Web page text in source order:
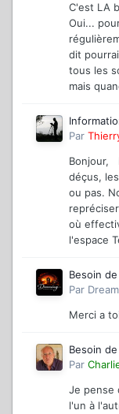
C'est LA
Oui...
dit
tous les
mais
Par
Bonjour,
déçus,
ou pas.
où
l'espace
Besoin
Par
Merci a
Besoin
Par
Je pense
l'un à